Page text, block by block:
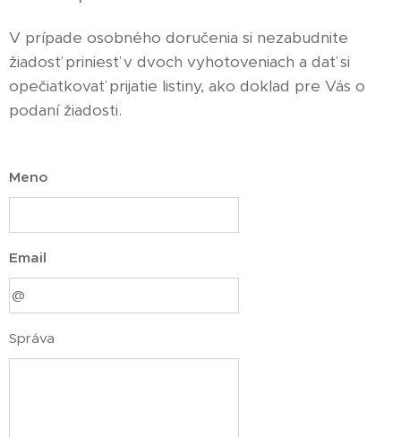
V prípade osobného doručenia si nezabudnite
žiadosť priniesť v dvoch vyhotoveniach a dať si
opečiatkovať prijatie listiny, ako doklad pre Vás o
podaní žiadosti.
Meno
Email
Správa